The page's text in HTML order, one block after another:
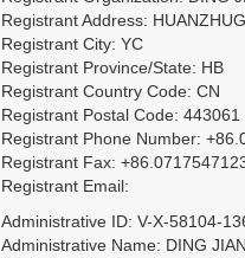
Registrant Address:
Registrant City: YC
Registrant Province/State: HB
Registrant Country Code: CN
Registrant Postal Code: 443061
Registrant Phone Number:
Registrant Fax:
Registrant Email:
Administrative ID: V-X-58104-
Administrative Name: DING